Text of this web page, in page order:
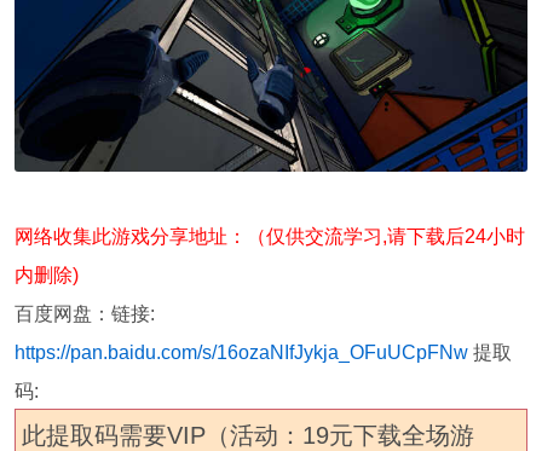
网络收集此游戏分享地址：（仅供交流学习,请下载后24小时
内删除)
百度网盘： 链接:
https://pan.baidu.com/s/16ozaNIfJykja_OFuUCpFNw提取
码:
此提取码需要VIP（活动：19元下载全场游